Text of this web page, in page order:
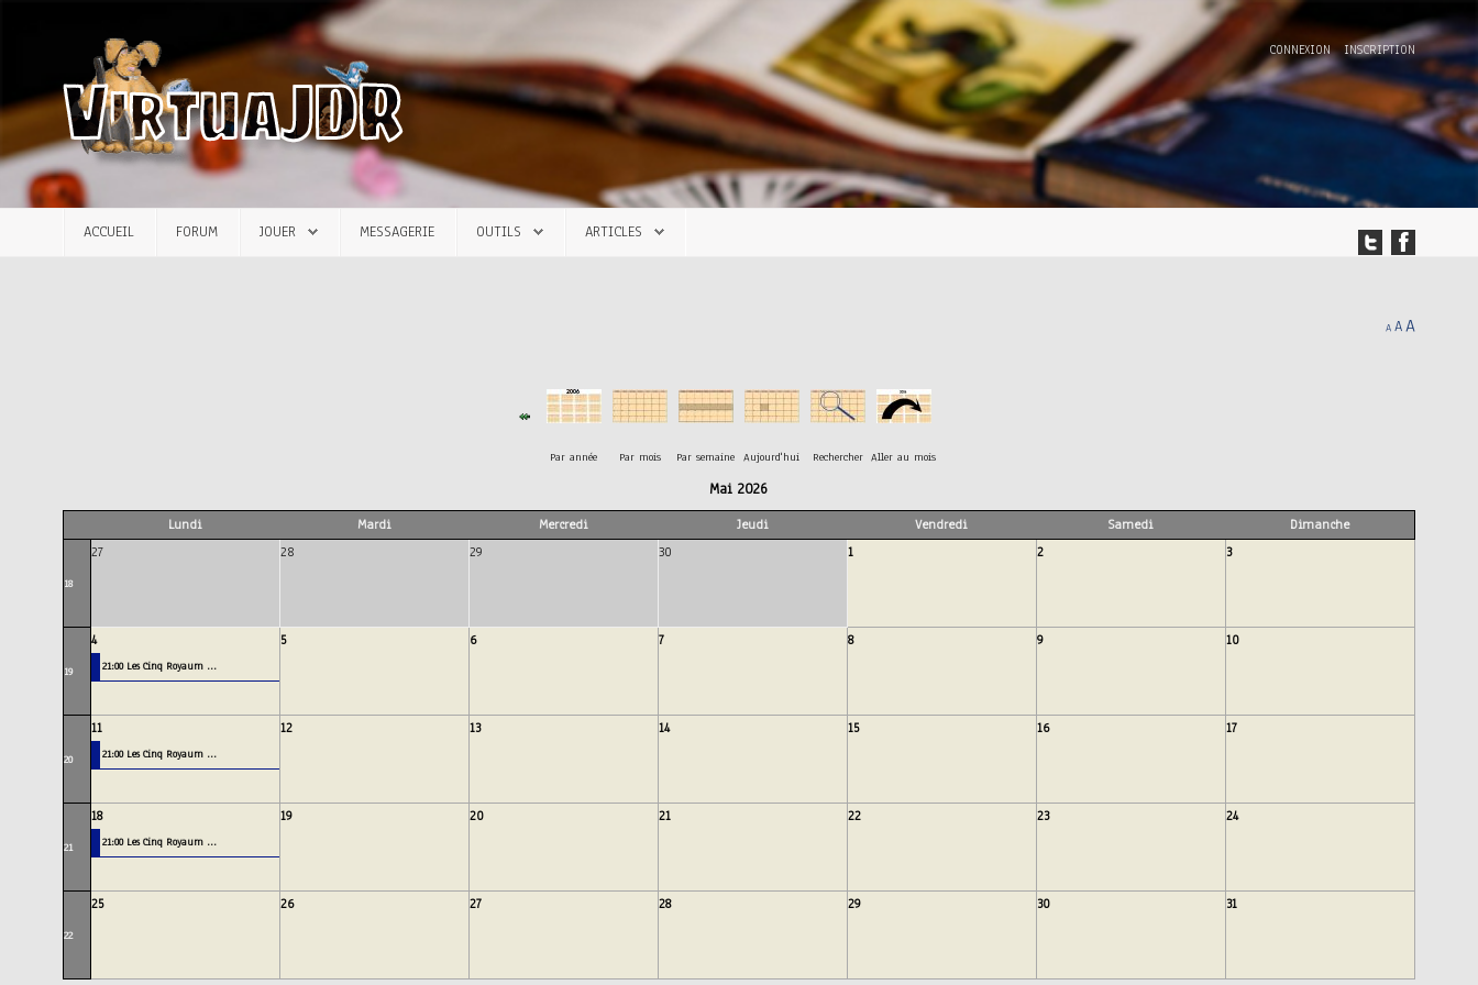
Accueil
Forum
CONNEXION INSCRIPTION
ACCUEIL FORUM JOUER MESSAGERIE OUTILS ARTICLES
A AA
Par année Par mois Par semaine Aujourd'hui Rechercher Aller au mois
Mai 2026
Lundi Mardi Mercredi Jeudi Vendredi Samedi Dimanche
18
27 28 29 30 1 2 3
19
4
21:00 Les Cinq Royaum ...
5 6 7 8 9 10
20
11
21:00 Les Cinq Royaum ...
12 13 14 15 16 17
21
18
21:00 Les Cinq Royaum ...
19 20 21 22 23 24
22
25 26 27 28 29 30 31